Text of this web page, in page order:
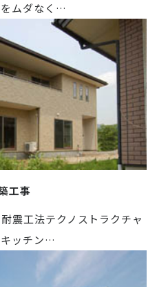
ムダなく…
工事
震工法テクノストラクチャ
ッチン…